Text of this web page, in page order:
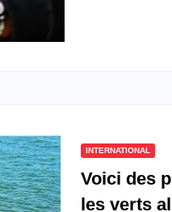
INTERNATIONAL
Voici des
les verts